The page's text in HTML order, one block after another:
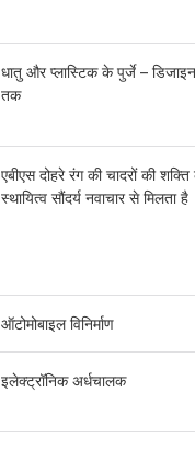
धातु और प्लास्टिक के पुर्जे –
तक
एबीएस दोहरे रंग की चादरों की
स्थायित्व सौंदर्य नवाचार से मिलता है
ऑटोमोबाइल विनिर्माण
इलेक्ट्रॉनिक अर्धचालक